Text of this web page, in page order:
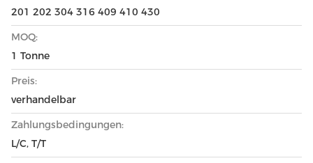
201 202 304 316 409 410 430
MOQ:
1 Tonne
Preis:
verhandelbar
Zahlungsbedingungen:
L/C, T/T